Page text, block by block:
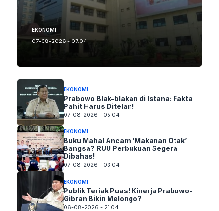
EKONOMI
07-08-2026 - 07.04
EKONOMI
Prabowo Blak-blakan di Istana: Fakta
Pahit Harus Ditelan!
07-08-2026 - 05.04
EKONOMI
Buku Mahal Ancam ‘Makanan Otak’
Bangsa? RUU Perbukuan Segera
Dibahas!
07-08-2026 - 03.04
EKONOMI
Publik Teriak Puas! Kinerja Prabowo-
Gibran Bikin Melongo?
06-08-2026 - 21.04